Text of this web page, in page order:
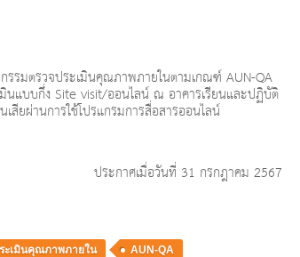
รรมตรวจประเมินคุณภาพภายในตามเกณฑ์ AUN-QA
นแบบกึ่ง Site visit/ออนไลน์ ณ อาคารเรียนและปฏิบัติ
ยผ่านการใช้โปรแกรมการสื่อสารออนไลน์
ประกาศเมื่อวันที่ 31 กรกฎาคม 2567
ะเมินคุณภาพภายใน AUN-QA